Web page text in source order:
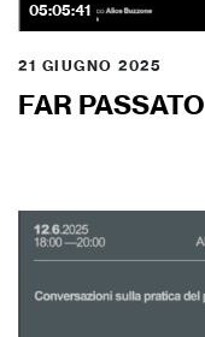
05:05:41
21 GIUGNO 2025
FAR PASSATO